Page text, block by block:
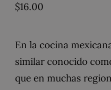
$16.00
En la cocina
similar conocido
que en muchas